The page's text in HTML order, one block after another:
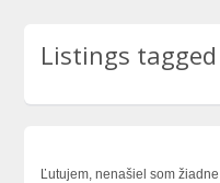
Listings
Ľutujem, nenašiel som